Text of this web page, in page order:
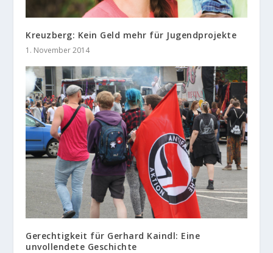
Kreuzberg: Kein Geld mehr für Jugendprojekte
1. November 2014
Gerechtigkeit für Gerhard Kaindl: Eine
unvollendete Geschichte